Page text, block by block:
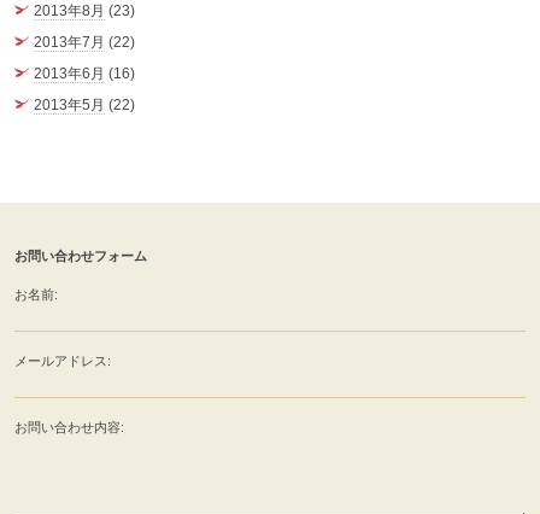
2013年8月 (23)
2013年7月 (22)
2013年6月 (16)
2013年5月 (22)
お問い合わせフォーム
お名前:
メールアドレス:
お問い合わせ内容: